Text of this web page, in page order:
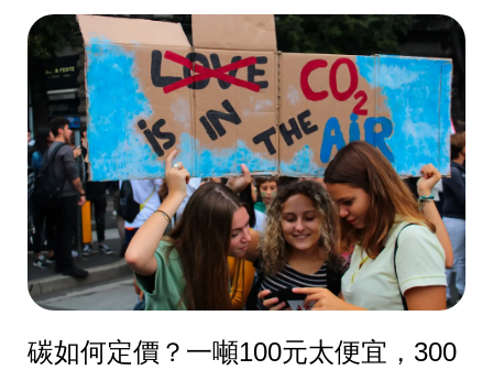
碳如何定價？一噸100元太便宜，300